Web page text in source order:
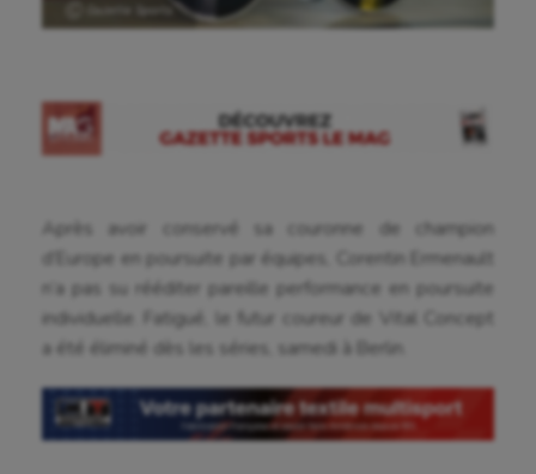
Aéronautique
Ⓒ Gazette Sports
Après avoir conservé sa couronne de champion
d’Europe en poursuite par équipes, Corentin Ermenault
n’a pas su rééditer pareille performance en poursuite
individuelle. Fatigué, le futur coureur de Vital Concept
a été éliminé dès les séries, samedi à Berlin.